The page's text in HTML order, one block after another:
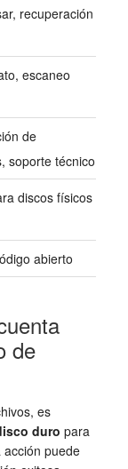
recuperación
escaneo
de
soporte técnico
discos físicos
abierto
de
es
duro para
acción puede